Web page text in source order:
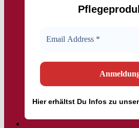
Hiererhältst Du Infos zu